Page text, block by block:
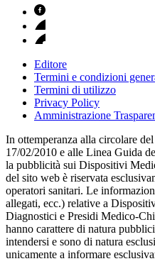
Editore
Termini e condizioni
Termini di utilizzo
Privacy Policy
Amministrazione
In ottemperanza alla circolare
17/02/2010 e alle Linea Guida
la pubblicità sui Dispositivi
del sito web è riservata
operatori sanitari. Le
allegati, ecc.) relative a
Diagnostici e Presidi Medico-
hanno carattere di natura
intendersi e sono di natura
unicamente a informare